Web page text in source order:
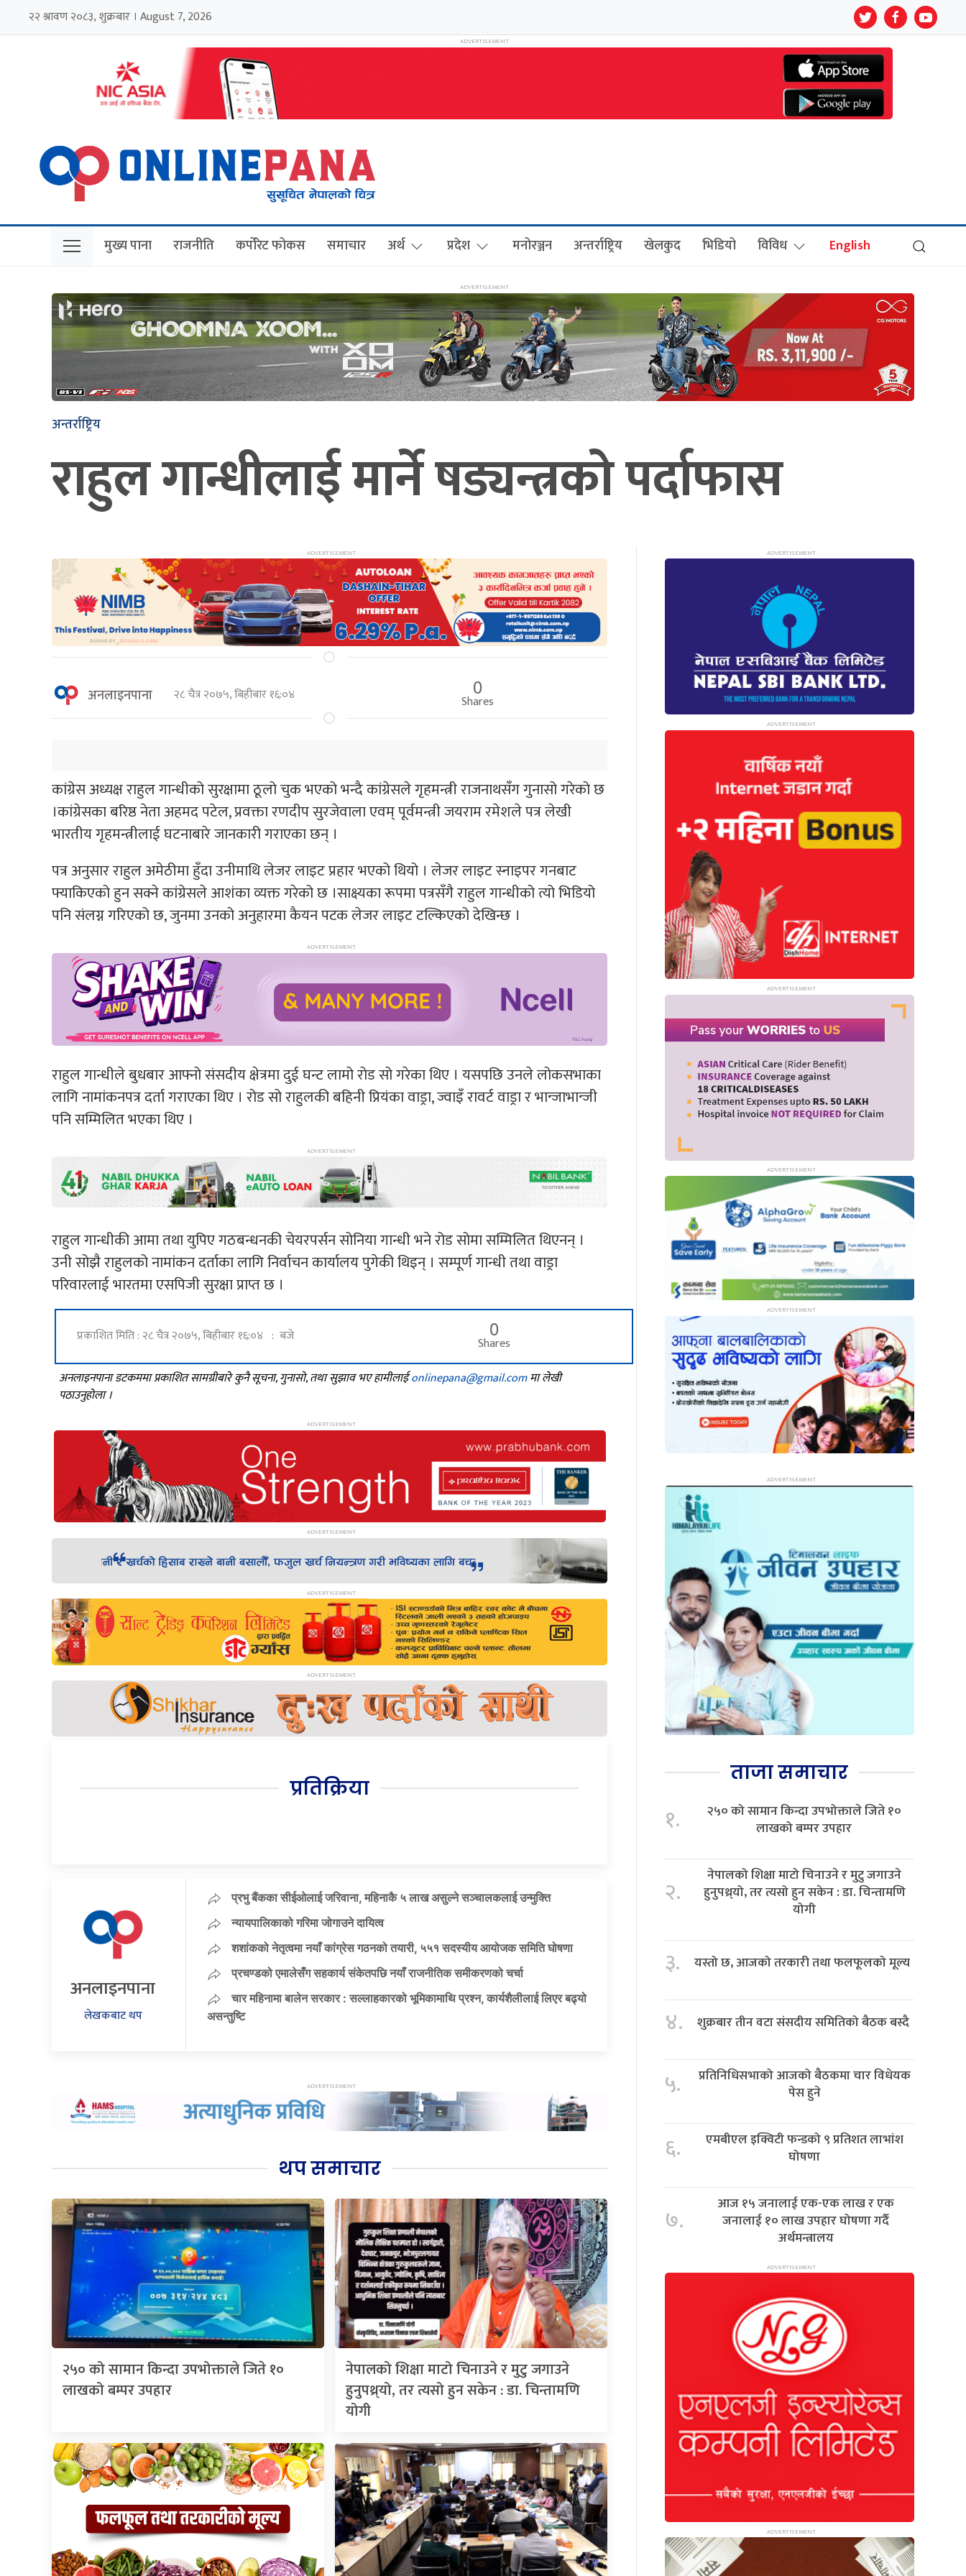
२२ श्रावण २०८३, शुक्रबार । August 7, 2026
मुख्य पाना राजनीति कर्पोरेट फोकस समाचार अर्थ प्रदेश मनोरञ्जन अन्तर्राष्ट्रिय खेलकुद भिडियो विविध English
अन्तर्राष्ट्रिय
राहुल गान्धीलाई मार्ने षड्यन्त्रको पर्दाफास
अनलाइनपाना २८ चैत्र २०७५, बिहीबार १६:०४ 0
Shares
कांग्रेस अध्यक्ष राहुल गान्धीको सुरक्षामा ठूलो चुक भएको भन्दै कांग्रेसले गृहमन्त्री राजनाथसँग गुनासो गरेको छ
।कांग्रेसका बरिष्ठ नेता अहमद पटेल, प्रवक्ता रणदीप सुरजेवाला एवम् पूर्वमन्त्री जयराम रमेशले पत्र लेखी
भारतीय गृहमन्त्रीलाई घटनाबारे जानकारी गराएका छन् ।
पत्र अनुसार राहुल अमेठीमा हुँदा उनीमाथि लेजर लाइट प्रहार भएको थियो । लेजर लाइट स्नाइपर गनबाट
फ्याकिएको हुन सक्ने कांग्रेसले आशंका व्यक्त गरेको छ ।साक्ष्यका रूपमा पत्रसँगै राहुल गान्धीको त्यो भिडियो
पनि संलग्न गरिएको छ, जुनमा उनको अनुहारमा कैयन पटक लेजर लाइट टल्किएको देखिन्छ ।
राहुल गान्धीले बुधबार आफ्नो संसदीय क्षेत्रमा दुई घन्ट लामो रोड सो गरेका थिए । यसपछि उनले लोकसभाका
लागि नामांकनपत्र दर्ता गराएका थिए । रोड सो राहुलकी बहिनी प्रियंका वाड्रा, ज्वाइँ रावर्ट वाड्रा र भान्जाभान्जी
पनि सम्मिलित भएका थिए ।
राहुल गान्धीकी आमा तथा युपिए गठबन्धनकी चेयरपर्सन सोनिया गान्धी भने रोड सोमा सम्मिलित थिएनन् ।
उनी सोझै राहुलको नामांकन दर्ताका लागि निर्वाचन कार्यालय पुगेकी थिइन् । सम्पूर्ण गान्धी तथा वाड्रा
परिवारलाई भारतमा एसपिजी सुरक्षा प्राप्त छ ।
प्रकाशित मिति : २८ चैत्र २०७५, बिहीबार १६:०४ : बजे 0
Shares
अनलाइनपाना डटकममा प्रकाशित सामग्रीबारे कुनै सूचना, गुनासो, तथा सुझाव भए हामीलाईonlinepana@gmail.comमा लेखी
पठाउनुहोला ।
प्रतिक्रिया
अनलाइनपाना
लेखकबाट थप
प्रभु बैंकका सीईओलाई जरिवाना, महिनाकै ५ लाख असुल्ने सञ्चालकलाई उन्मुक्ति
न्यायपालिकाको गरिमा जोगाउने दायित्व
शशांकको नेतृत्वमा नयाँ कांग्रेस गठनको तयारी, ५५१ सदस्यीय आयोजक समिति घोषणा
प्रचण्डको एमालेसँग सहकार्य संकेतपछि नयाँ राजनीतिक समीकरणको चर्चा
चार महिनामा बालेन सरकार : सल्लाहकारको भूमिकामाथि प्रश्न, कार्यशैलीलाई लिएर बढ्यो
असन्तुष्टि
थप समाचार
२५० को सामान किन्दा उपभोक्ताले जिते १०
लाखको बम्पर उपहार
नेपालको शिक्षा माटो चिनाउने र मुटु जगाउने
हुनुपथ्र्यो, तर त्यसो हुन सकेन : डा. चिन्तामणि
योगी
ताजा समाचार
१.
२५० को सामान किन्दा उपभोक्ताले जिते १०
लाखको बम्पर उपहार
२.
नेपालको शिक्षा माटो चिनाउने र मुटु जगाउने
हुनुपथ्र्यो, तर त्यसो हुन सकेन : डा. चिन्तामणि
योगी
३. यस्तो छ, आजको तरकारी तथा फलफूलको मूल्य
४. शुक्रबार तीन वटा संसदीय समितिको बैठक बस्दै
५.
प्रतिनिधिसभाको आजको बैठकमा चार विधेयक
पेस हुने
६.
एमबीएल इक्विटी फन्डको ९ प्रतिशत लाभांश
घोषणा
७.
आज १५ जनालाई एक-एक लाख र एक
जनालाई १० लाख उपहार घोषणा गर्दै
अर्थमन्त्रालय